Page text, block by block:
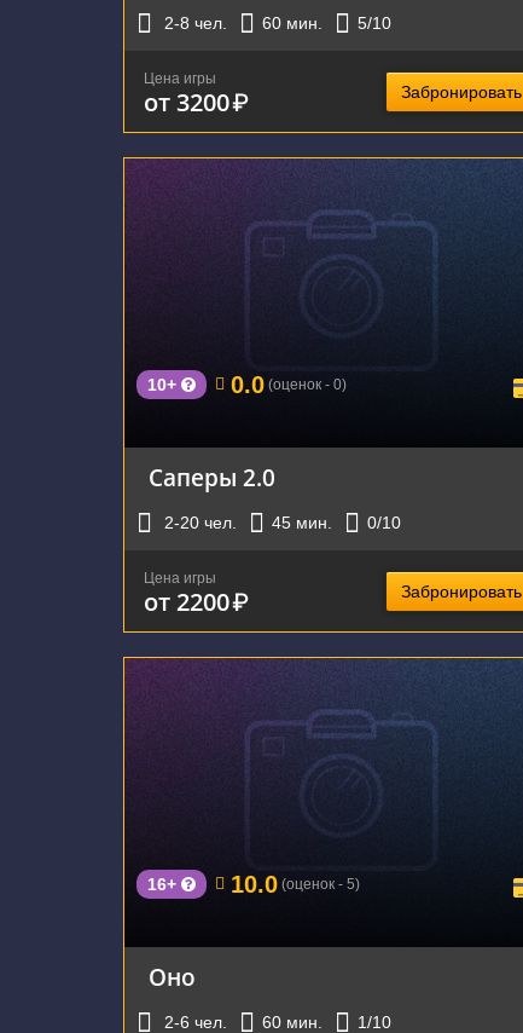
2-8 чел. 60 мин. 5/10
Цена игры
от 3200₽ Забронировать
г. Екатеринбург, проспект Космонавтов, 108Д
10+ 0.0 (оценок - 0)
Саперы 2.0
2-20 чел. 45 мин. 0/10
Цена игры
от 2200₽ Забронировать
г. Екатеринбург, улица Фрунзе, 40
16+ 10.0 (оценок - 5)
Оно
2-6 чел. 60 мин. 1/10